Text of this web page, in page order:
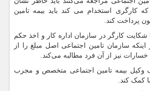
استخدام می کند باید بیمه تامین
پرداخت کند.
کارگر در سازمان اداره کار و اخذ حکم
اینکه سازمان تامین اجتماعی اصل مبلغ را از
نیز از آن فرد مطالبه می‌کند.
وکیل بیمه تامین اجتماعی متخصص و مجرب
کمک کند.